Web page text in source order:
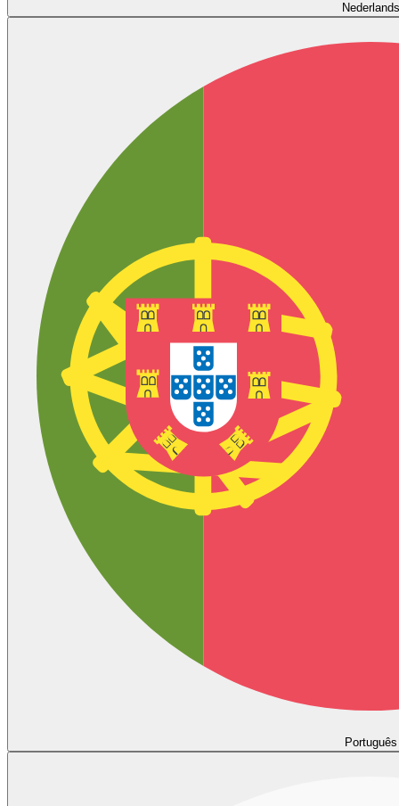
Nederlands
Português